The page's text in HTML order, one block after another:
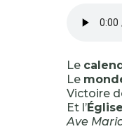
Le
Le
Victoire
Et l’Église
Ave